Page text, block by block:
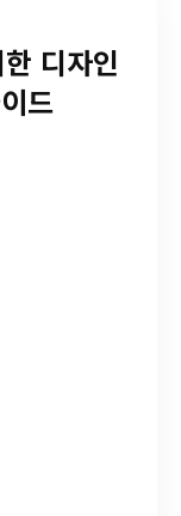
디자인
드